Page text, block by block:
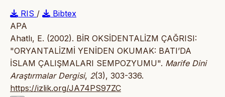
RIS /
Bibtex
APA
Ahatlı, E. (2002). BİR OKSİDENTALİZM ÇAĞRISI:
"ORYANTALİZMİ YENİDEN OKUMAK: BATI’DA
İSLAM ÇALIŞMALARI SEMPOZYUMU". Marife Dini
Araştırmalar Dergisi, 2(3), 303-336.
https://izlik.org/JA74PS97ZC